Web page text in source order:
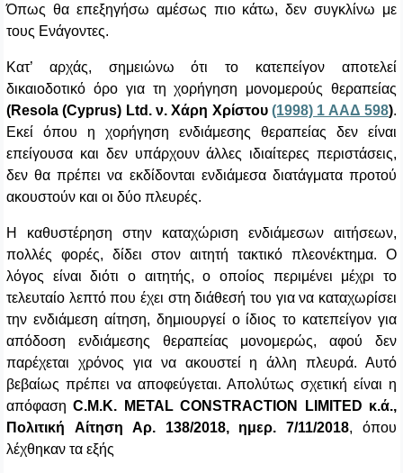
Όπως θα επεξηγήσω αμέσως πιο κάτω, δεν συγκλίνω με
τους Ενάγοντες.
Κατ’ αρχάς, σημειώνω ότι το κατεπείγον αποτελεί
δικαιοδοτικό όρο για τη χορήγηση μονομερούς θεραπείας
(Resola (Cyprus) Ltd. ν. Xάρη Xρίστου (1998) 1 ΑΑΔ 598).
Εκεί όπου η χορήγηση ενδιάμεσης θεραπείας δεν είναι
επείγουσα και δεν υπάρχουν άλλες ιδιαίτερες περιστάσεις,
δεν θα πρέπει να εκδίδονται ενδιάμεσα διατάγματα προτού
ακουστούν και οι δύο πλευρές.
Η καθυστέρηση στην καταχώριση ενδιάμεσων αιτήσεων,
πολλές φορές, δίδει στον αιτητή τακτικό πλεονέκτημα. Ο
λόγος είναι διότι ο αιτητής, ο οποίος περιμένει μέχρι το
τελευταίο λεπτό που έχει στη διάθεσή του για να καταχωρίσει
την ενδιάμεση αίτηση, δημιουργεί ο ίδιος το κατεπείγον για
απόδοση ενδιάμεσης θεραπείας μονομερώς, αφού δεν
παρέχεται χρόνος για να ακουστεί η άλλη πλευρά. Αυτό
βεβαίως πρέπει να αποφεύγεται. Απολύτως σχετική είναι η
απόφασηC.M.K. METAL CONSTRACTION LIMITED κ.ά.,
Πολιτική Aίτηση Αρ. 138/2018, ημερ. 7/11/2018, όπου
λέχθηκαν τα εξής